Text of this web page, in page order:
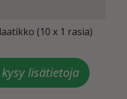
(10 x 1 rasia)
lisätietoja